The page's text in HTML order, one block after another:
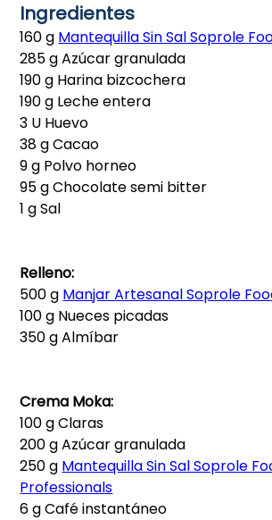
Ingredientes
160 g Mantequilla Sin Sal Soprole
285 g Azúcar granulada
190 g Harina bizcochera
190 g Leche entera
3 U Huevo
38 g Cacao
9 g Polvo horneo
95 g Chocolate semi bitter
1 g Sal
Relleno:
500 g Manjar Artesanal Soprole
100 g Nueces picadas
350 g Almíbar
Crema Moka:
100 g Claras
200 g Azúcar granulada
250 g Mantequilla Sin Sal Soprole
Professionals
6 g Café instantáneo